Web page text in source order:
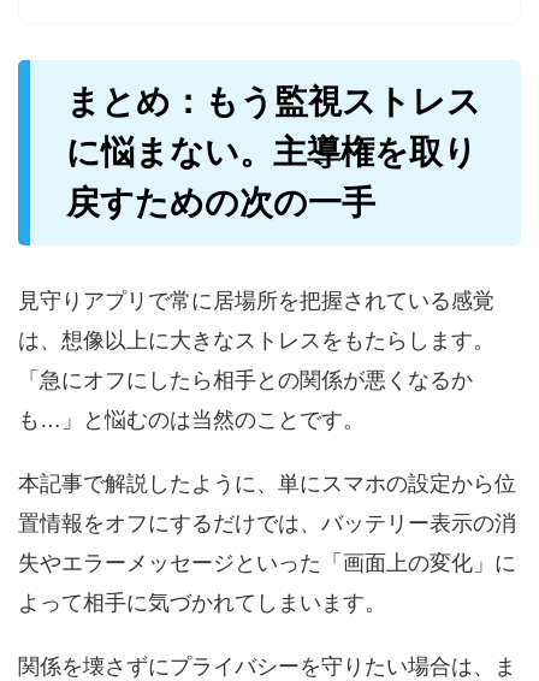
まとめ：もう監視ストレス
に悩まない。主導権を取り
戻すための次の一手
見守りアプリで常に居場所を把握されている感覚
は、想像以上に大きなストレスをもたらします。
「急にオフにしたら相手との関係が悪くなるか
も…」と悩むのは当然のことです。
本記事で解説したように、単にスマホの設定から位
置情報をオフにするだけでは、バッテリー表示の消
失やエラーメッセージといった「画面上の変化」に
よって相手に気づかれてしまいます。
関係を壊さずにプライバシーを守りたい場合は、ま